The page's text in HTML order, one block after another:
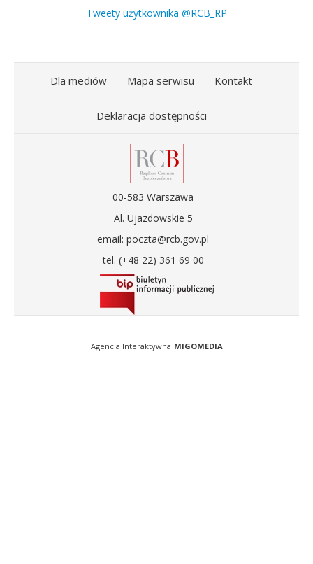
Tweety użytkownika @RCB_RP
Dla mediów Mapa serwisu Kontakt
Deklaracja dostępności
00-583 Warszawa
Al. Ujazdowskie 5
email: poczta@rcb.gov.pl
tel. (+48 22) 361 69 00
Agencja Interaktywna MIGOMEDIA